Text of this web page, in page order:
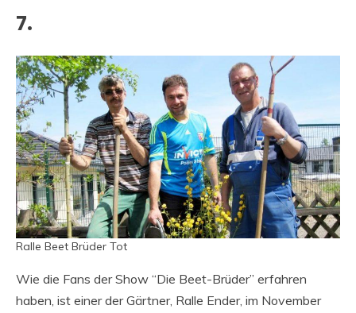
7.
Ralle Beet Brüder Tot
Wie die Fans der Show “Die Beet-Brüder” erfahren
haben, ist einer der Gärtner, Ralle Ender, im November